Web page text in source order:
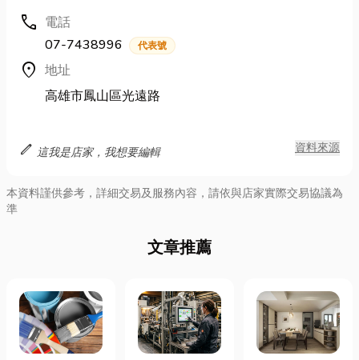
call 電話
07-7438996
代表號
location_on 地址
高雄市鳳山區光遠路
edit 這我是店家，我想要編輯 資料來源
本資料謹供參考，詳細交易及服務內容，請依與店家實際交易協議為
準
文章推薦